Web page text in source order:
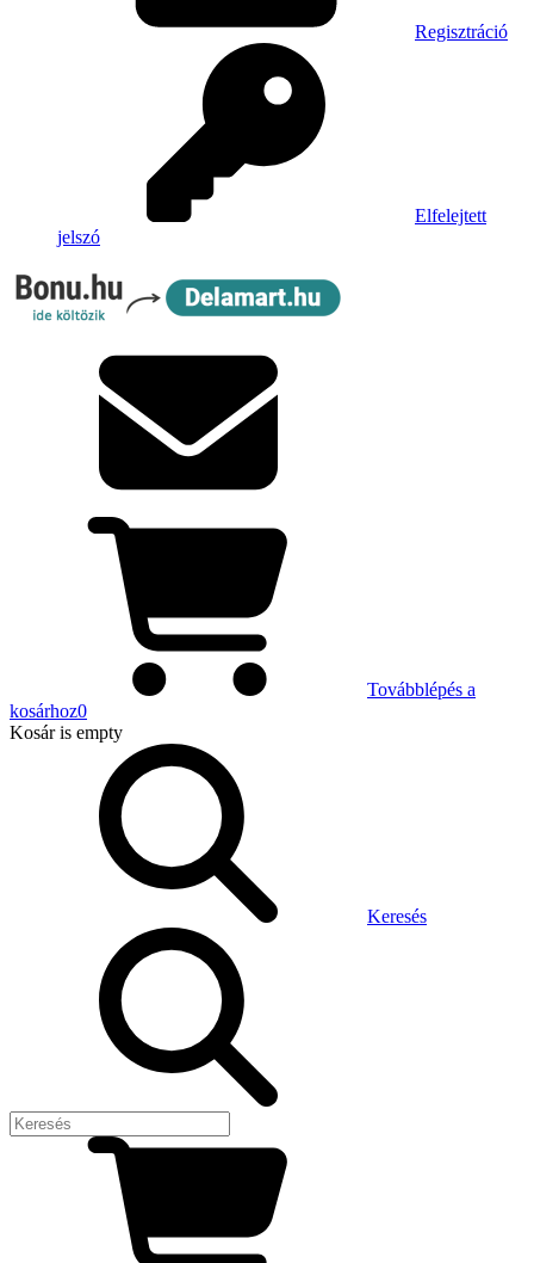
Regisztráció
Elfelejtett
jelszó
Továbblépés a
kosárhoz0
Kosáris empty
Keresés